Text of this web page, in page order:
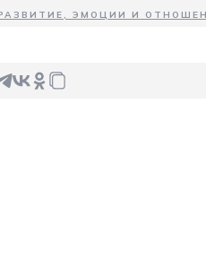
ЭМОЦИИ И